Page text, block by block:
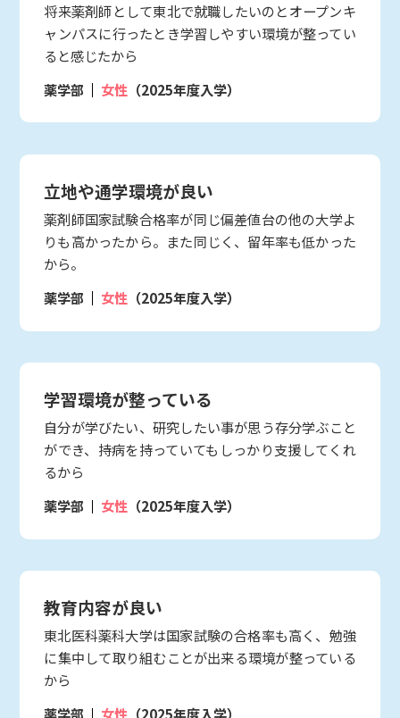
将来薬剤師として東北で就職したいのとオープンキ
ャンパスに行ったとき学習しやすい環境が整ってい
ると感じたから
薬学部
女性 （2025年度入学）
立地や通学環境が良い
薬剤師国家試験合格率が同じ偏差値台の他の大学よ
りも高かったから。また同じく、留年率も低かった
から。
薬学部
女性 （2025年度入学）
学習環境が整っている
自分が学びたい、研究したい事が思う存分学ぶこと
ができ、持病を持っていてもしっかり支援してくれ
るから
薬学部
女性 （2025年度入学）
教育内容が良い
東北医科薬科大学は国家試験の合格率も高く、勉強
に集中して取り組むことが出来る環境が整っている
から
薬学部
女性 （2025年度入学）